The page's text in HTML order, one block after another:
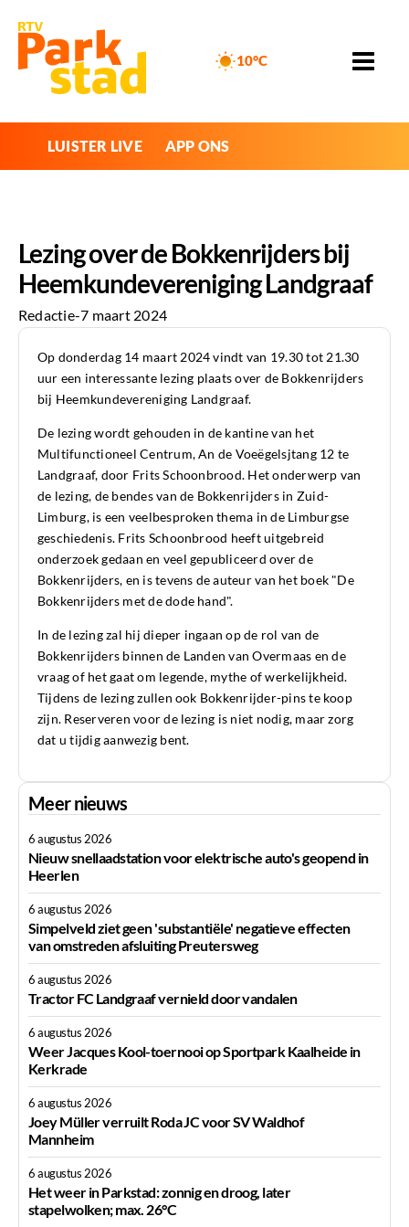
10°C
LUISTER LIVE APP ONS
Lezing over de Bokkenrijders bij
Heemkundevereniging Landgraaf
Redactie-7 maart 2024
Op donderdag 14 maart 2024 vindt van 19.30 tot 21.30
uur een interessante lezing plaats over de Bokkenrijders
bij Heemkundevereniging Landgraaf.
De lezing wordt gehouden in de kantine van het
Multifunctioneel Centrum, An de Voeëgelsjtang 12 te
Landgraaf, door Frits Schoonbrood. Het onderwerp van
de lezing, de bendes van de Bokkenrijders in Zuid-
Limburg, is een veelbesproken thema in de Limburgse
geschiedenis. Frits Schoonbrood heeft uitgebreid
onderzoek gedaan en veel gepubliceerd over de
Bokkenrijders, en is tevens de auteur van het boek "De
Bokkenrijders met de dode hand".
In de lezing zal hij dieper ingaan op de rol van de
Bokkenrijders binnen de Landen van Overmaas en de
vraag of het gaat om legende, mythe of werkelijkheid.
Tijdens de lezing zullen ook Bokkenrijder-pins te koop
zijn. Reserveren voor de lezing is niet nodig, maar zorg
dat u tijdig aanwezig bent.
Meer nieuws
6 augustus 2026
Nieuw snellaadstation voor elektrische auto's geopend in
Heerlen
6 augustus 2026
Simpelveld ziet geen 'substantiële' negatieve effecten
van omstreden afsluiting Preutersweg
6 augustus 2026
Tractor FC Landgraaf vernield door vandalen
6 augustus 2026
Weer Jacques Kool-toernooi op Sportpark Kaalheide in
Kerkrade
6 augustus 2026
Joey Müller verruilt Roda JC voor SV Waldhof
Mannheim
6 augustus 2026
Het weer in Parkstad: zonnig en droog, later
stapelwolken; max. 26°C